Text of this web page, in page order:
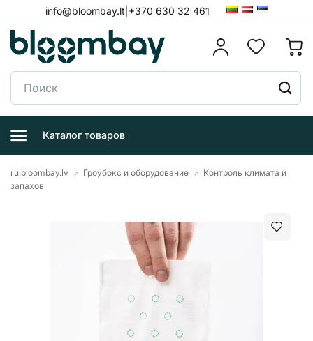
to
content
info@bloombay.lt +370 630 32 461
Поиск:
Каталог товаров
ru.bloombay.lv > Гроубокс и оборудование > Контроль климата и
запахов